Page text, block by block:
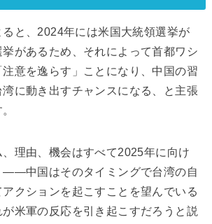
ると、2024年には米国大統領選挙が
があるため、それによって首都ワシ
意を逸らす」ことになり、中国の習
に動き出すチャンスになる、と主張
、理由、機会はすべて2025年に向け
――中国はそのタイミングで台湾の自
クションを起こすことを望んでいる
米軍の反応を引き起こすだろうと説